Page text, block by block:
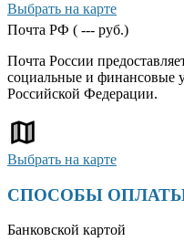
Выбрать на карте
Почта РФ ( --- руб.)
Почта России
социальные и финансовые
Российской Федерации.
Выбрать на карте
СПОСОБЫ
Банковской картой